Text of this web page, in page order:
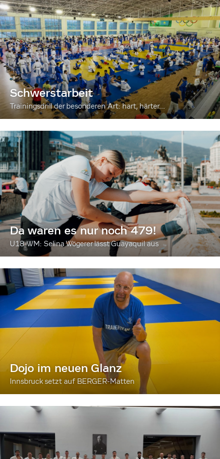
Schwerstarbeit
Trainingsdrill der besonderen Art: hart, härter...
Da waren es nur noch 479!
U18-WM: Selina Wögerer lässt Guayaquil aus
Dojo im neuen Glanz
Innsbruck setzt auf BERGER-Matten